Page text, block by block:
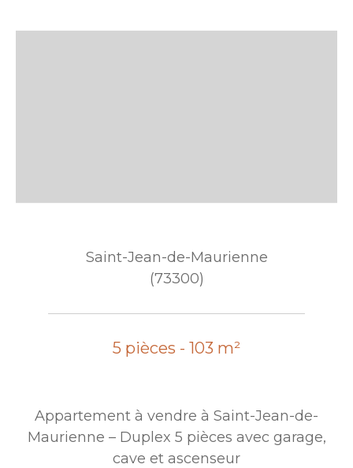
Saint-Jean-de-Maurienne
(73300)
5 pièces - 103 m²
Appartement à vendre à Saint-Jean-de-
Maurienne – Duplex 5 pièces avec garage,
cave et ascenseur